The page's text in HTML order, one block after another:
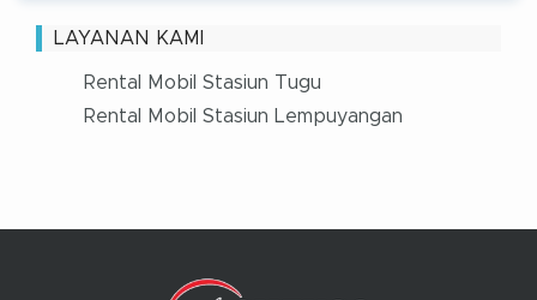
LAYANAN KAMI
Rental Mobil Stasiun Tugu
Rental Mobil Stasiun Lempuyangan